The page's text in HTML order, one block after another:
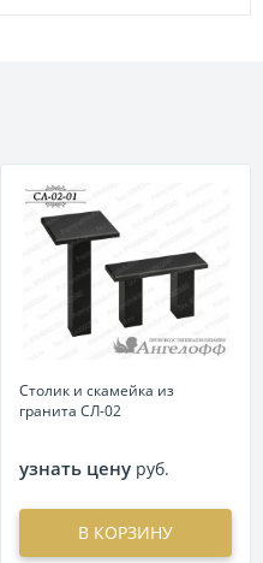
Столик и скамейка из
гранита СЛ-02
узнать цену руб.
В КОРЗИНУ